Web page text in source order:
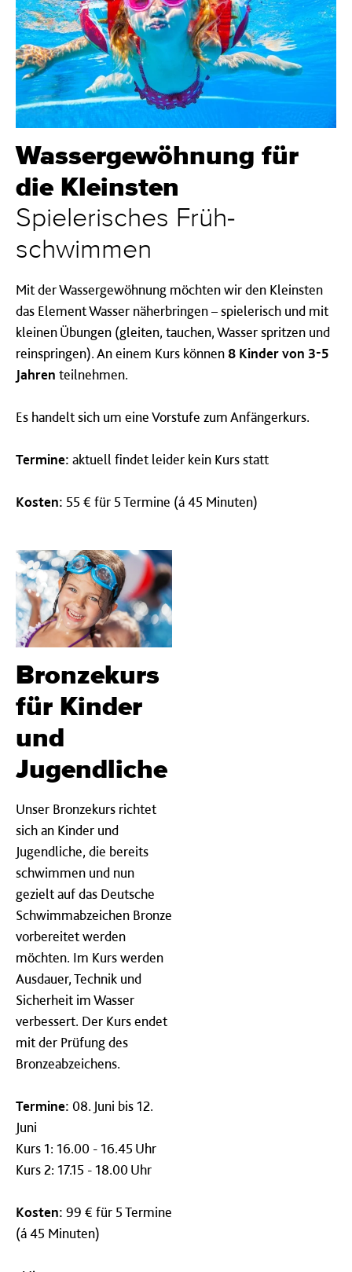
Wasser­gewöhnung für
die Kleinsten
Spielerisches Früh­
schwimmen
Mit der Wassergewöhnung möchten wir den Kleinsten
das Element Wasser näherbringen – spielerisch und mit
kleinen Übungen (gleiten, tauchen, Wasser spritzen und
reinspringen). An einem Kurs können8 Kinder von 3-5
Jahren teilnehmen.
Es handelt sich um eine Vorstufe zum Anfängerkurs.
Termine: aktuell findet leider kein Kurs statt
Kosten: 55 € für 5 Termine (á 45 Minuten)
Bronzekurs
für Kinder
und
Jugendliche
Unser Bronzekurs richtet
sich an Kinder und
Jugendliche, die bereits
schwimmen und nun
gezielt auf das Deutsche
Schwimmabzeichen Bronze
vorbereitet werden
möchten. Im Kurs werden
Ausdauer, Technik und
Sicherheit im Wasser
verbessert. Der Kurs endet
mit der Prüfung des
Bronzeabzeichens.
Termine: 08. Juni bis 12.
Juni
Kurs 1: 16.00 - 16.45 Uhr
Kurs 2: 17.15 - 18.00 Uhr​
Kosten: 99 € für 5 Termine
(á 45 Minuten)​